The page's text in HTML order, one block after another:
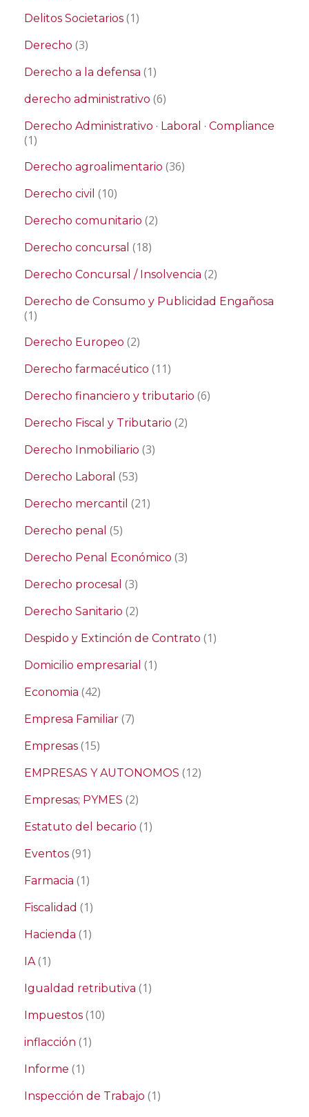
Delitos Societarios (1)
Derecho (3)
Derecho a la defensa (1)
derecho administrativo (6)
Derecho Administrativo · Laboral · Compliance
(1)
Derecho agroalimentario (36)
Derecho civil (10)
Derecho comunitario (2)
Derecho concursal (18)
Derecho Concursal / Insolvencia (2)
Derecho de Consumo y Publicidad Engañosa
(1)
Derecho Europeo (2)
Derecho farmacéutico (11)
Derecho financiero y tributario (6)
Derecho Fiscal y Tributario (2)
Derecho Inmobiliario (3)
Derecho Laboral (53)
Derecho mercantil (21)
Derecho penal (5)
Derecho Penal Económico (3)
Derecho procesal (3)
Derecho Sanitario (2)
Despido y Extinción de Contrato (1)
Domicilio empresarial (1)
Economia (42)
Empresa Familiar (7)
Empresas (15)
EMPRESAS Y AUTONOMOS (12)
Empresas; PYMES (2)
Estatuto del becario (1)
Eventos (91)
Farmacia (1)
Fiscalidad (1)
Hacienda (1)
IA(1)
Igualdad retributiva (1)
Impuestos (10)
inflacción (1)
Informe (1)
Inspección de Trabajo (1)